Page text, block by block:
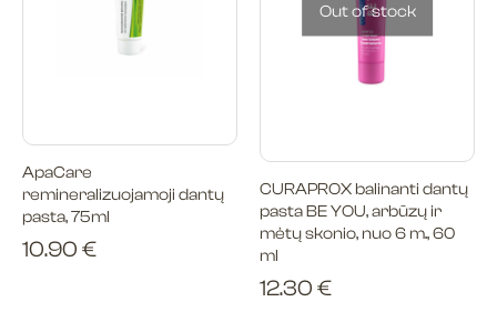
ApaCare
remineralizuojamoji dantų
pasta, 75ml
10.90 €
Out of stock
CURAPROX balinanti dantų
pasta BE YOU, arbūzų ir
mėtų skonio, nuo 6 m., 60
ml
12.30 €